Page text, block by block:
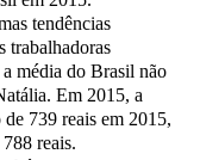
tendências
trabalhadoras
média do Brasil não
Em 2015, a
739 reais em 2015,
reais.